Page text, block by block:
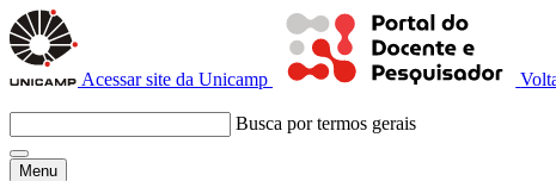
Acessar site da Unicamp
Busca por termos gerais
Menu